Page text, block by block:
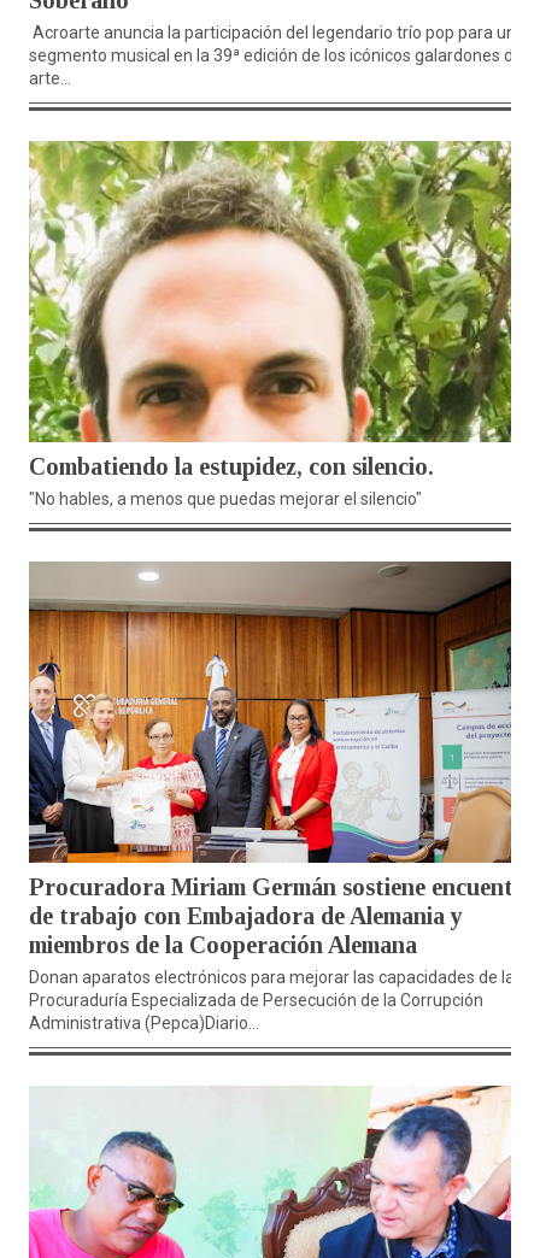
Acroarte anuncia la participación del legendario trío pop para un
segmento musical en la 39ª edición de los icónicos galardones del
arte...
Combatiendo la estupidez, con silencio.
"No hables, a menos que puedas mejorar el silencio" ...
Procuradora Miriam Germán sostiene encuentro
de trabajo con Embajadora de Alemania y
miembros de la Cooperación Alemana
Donan aparatos electrónicos para mejorar las capacidades de la
Procuraduría Especializada de Persecución de la Corrupción
Administrativa (Pepca)Diario...